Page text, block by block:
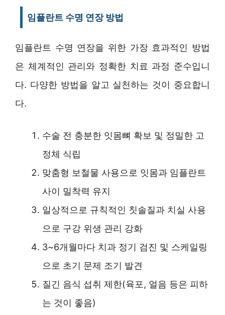
임플란트 수명 연장 방법
임플란트 수명 연장을 위한 가장 효과적인 방법
은 체계적인 관리와 정확한 치료 과정 준수입니
다. 다양한 방법을 알고 실천하는 것이 중요합니
다.
수술 전 충분한 잇몸뼈 확보 및 정밀한 고
정체 식립
맞춤형 보철물 사용으로 잇몸과 임플란트
사이 밀착력 유지
일상적으로 규칙적인 칫솔질과 치실 사용
으로 구강 위생 관리 강화
3~6개월마다 치과 정기 검진 및 스케일링
으로 초기 문제 조기 발견
질긴 음식 섭취 제한(육포, 얼음 등은 피하
는 것이 좋음)